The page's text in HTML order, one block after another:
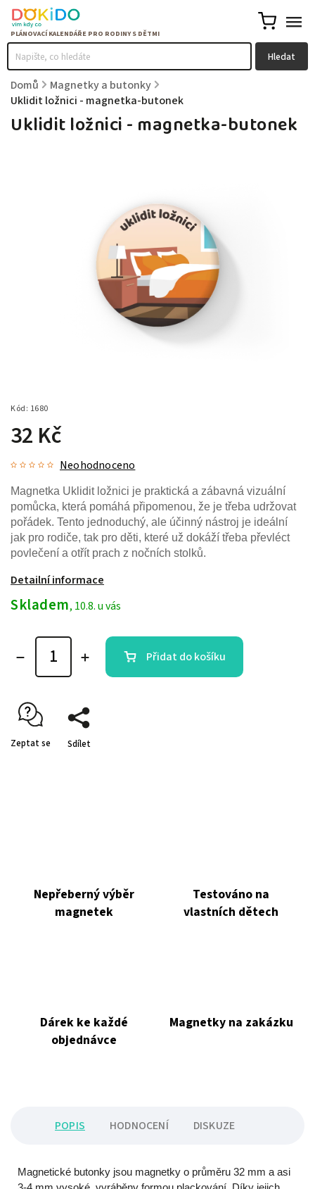
Hledat
Domů / Magnetky a butonky /
Uklidit ložnici - magnetka-butonek
Uklidit ložnici - magnetka-butonek
Kód: 1680
32 Kč
Neohodnoceno
Magnetka Uklidit ložnici je praktická a zábavná vizuální
pomůcka, která pomáhá připomenou, že je třeba udržovat
pořádek. Tento jednoduchý, ale účinný nástroj je ideální
jak pro rodiče, tak pro děti, které už dokáží třeba převléct
povlečení a otřít prach z nočních stolků.
Detailní informace
Skladem, 10.8. u vás
Přidat do košíku
Zeptat se Sdílet
Nepřeberný výběr
magnetek
Testováno na
vlastních dětech
Dárek ke každé
objednávce
Magnetky na zakázku
POPIS HODNOCENÍ DISKUZE
Magnetické butonky jsou magnetky o průměru 32 mm a asi